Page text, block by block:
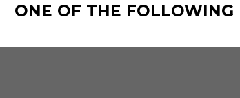
ONE OF THE FOLLOWING